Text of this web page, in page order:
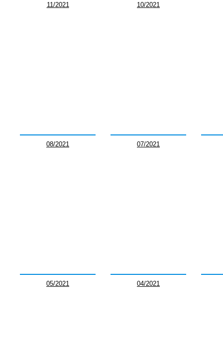
11/2021 10/2021
08/2021 07/2021
05/2021 04/2021